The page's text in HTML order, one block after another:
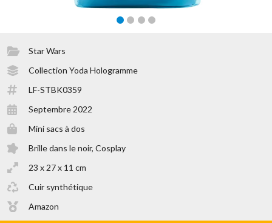
Star Wars
Collection Yoda Hologramme
LF-STBK0359
Septembre 2022
Mini sacs à dos
Brille dans le noir, Cosplay
23 x 27 x 11 cm
Cuir synthétique
Amazon